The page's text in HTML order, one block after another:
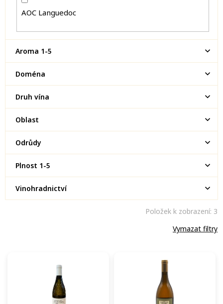
AOC Languedoc
Aroma 1-5
Doména
Druh vína
Oblast
Odrůdy
Plnost 1-5
Vinohradnictví
Vymazat filtry
Položek k zobrazení: 3